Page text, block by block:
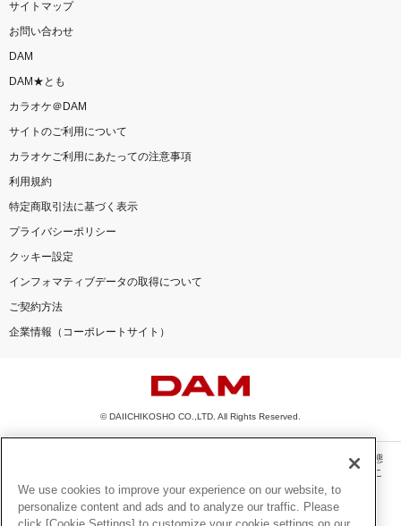
サイトマップ
お問い合わせ
DAM
DAM★とも
カラオケ＠DAM
サイトのご利用について
カラオケご利用にあたっての注意事項
利用規約
特定商取引法に基づく表示
プライバシーポリシー
クッキー設定
インフォマティブデータの取得について
ご契約方法
企業情報（コーポレートサイト）
© DAIICHIKOSHO CO.,LTD. All Rights Reserved.
このサイトに掲載されている一切の文章・画像・写真・動画・音声等を、手段や形態
を問わず、著作権法の定める範囲を超えて無断で複製、転載、ファイル化などするこ
とを禁じます。
楽曲及びコンテンツは、機種によりご利用いただけない場合があります。
We use cookies to improve your experience on our website, to
personalize content and ads and to analyze our traffic. Please